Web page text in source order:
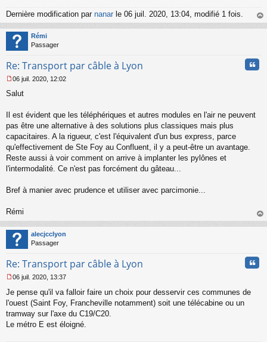
Dernière modification par nanar le 06 juil. 2020, 13:04, modifié 1 fois.
au
Rémi
Passager
Re: Transport par câble à Lyon
e
s
g
e
n
o
n
06 juil. 2020, 12:02
Salut
Il est évident que les téléphériques et autres modules en l'air ne peuvent
pas être une alternative à des solutions plus classiques mais plus
capacitaires. A la rigueur, c'est l'équivalent d'un bus express, parce
qu'effectivement de Ste Foy au Confluent, il y a peut-être un avantage.
Reste aussi à voir comment on arrive à implanter les pylônes et
l'intermodalité. Ce n'est pas forcément du gâteau...
Bref à manier avec prudence et utiliser avec parcimonie...
Rémi
au
alecjcclyon
Passager
Re: Transport par câble à Lyon
e
s
g
06 juil. 2020, 13:37
Je pense qu'il va falloir faire un choix pour desservir ces communes de
l'ouest (Saint Foy, Francheville notamment) soit une télécabine ou un
tramway sur l'axe du C19/C20.
Le métro E est éloigné.